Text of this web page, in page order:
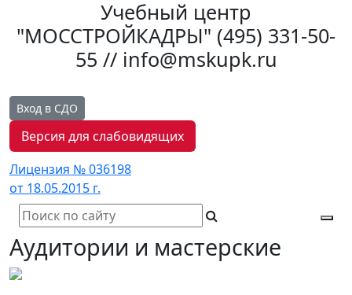
Учебный центр
"МОССТРОЙКАДРЫ" (495) 331-50-
55 // info@mskupk.ru
Вход в СДО
Версия для слабовидящих
Лицензия № 036198
от 18.05.2015 г.
Аудитории и мастерские